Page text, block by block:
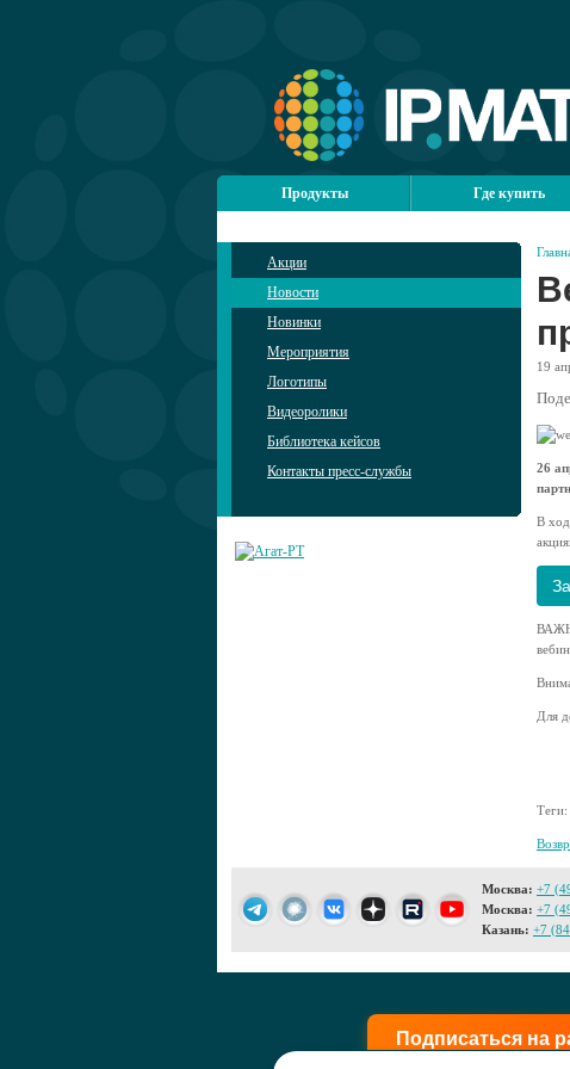
Продукты Где купить
Акции
Новости
Новинки
Мероприятия
Логотипы
Видеоролики
Библиотека кейсов
Контакты пресс-службы
19
26
В
Для
Теги:
Москва: +7
Москва: +7
Казань: +7
Подписаться на